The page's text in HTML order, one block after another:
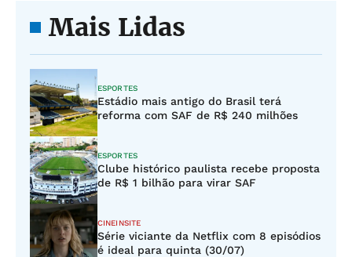
Mais Lidas
ESPORTES
Estádio mais antigo do Brasil terá
reforma com SAF de R$ 240 milhões
ESPORTES
Clube histórico paulista recebe proposta
de R$ 1 bilhão para virar SAF
CINEINSITE
Série viciante da Netflix com 8 episódios
é ideal para quinta (30/07)